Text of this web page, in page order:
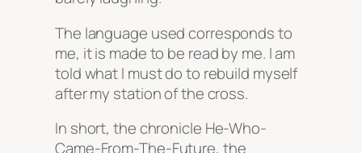
The language used corresponds to
me, it is made to be read by me. I am
told what I must do to rebuild myself
after my station of the cross.
In short, the chronicle He-Who-
Came-From-The-Future, the